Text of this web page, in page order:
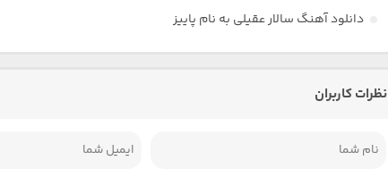
دانلود آهنگ سالار عقیلی به نام پاییز
نظرات کاربران